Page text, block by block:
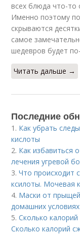
всех блюда что-то
Именно поэтому
скрываются
самое
шедевров будет
Читать дальше →
Последние
1. Как убрать
кислоты
2. Как избавиться
лечения угревой
3.Что происходит
ксилоты. Мочевая
4. Маски от
домашних условиях
5.Сколько
Сколько калорий